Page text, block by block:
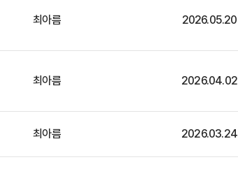
최아름 2026.05.20
최아름 2026.04.02
최아름 2026.03.24